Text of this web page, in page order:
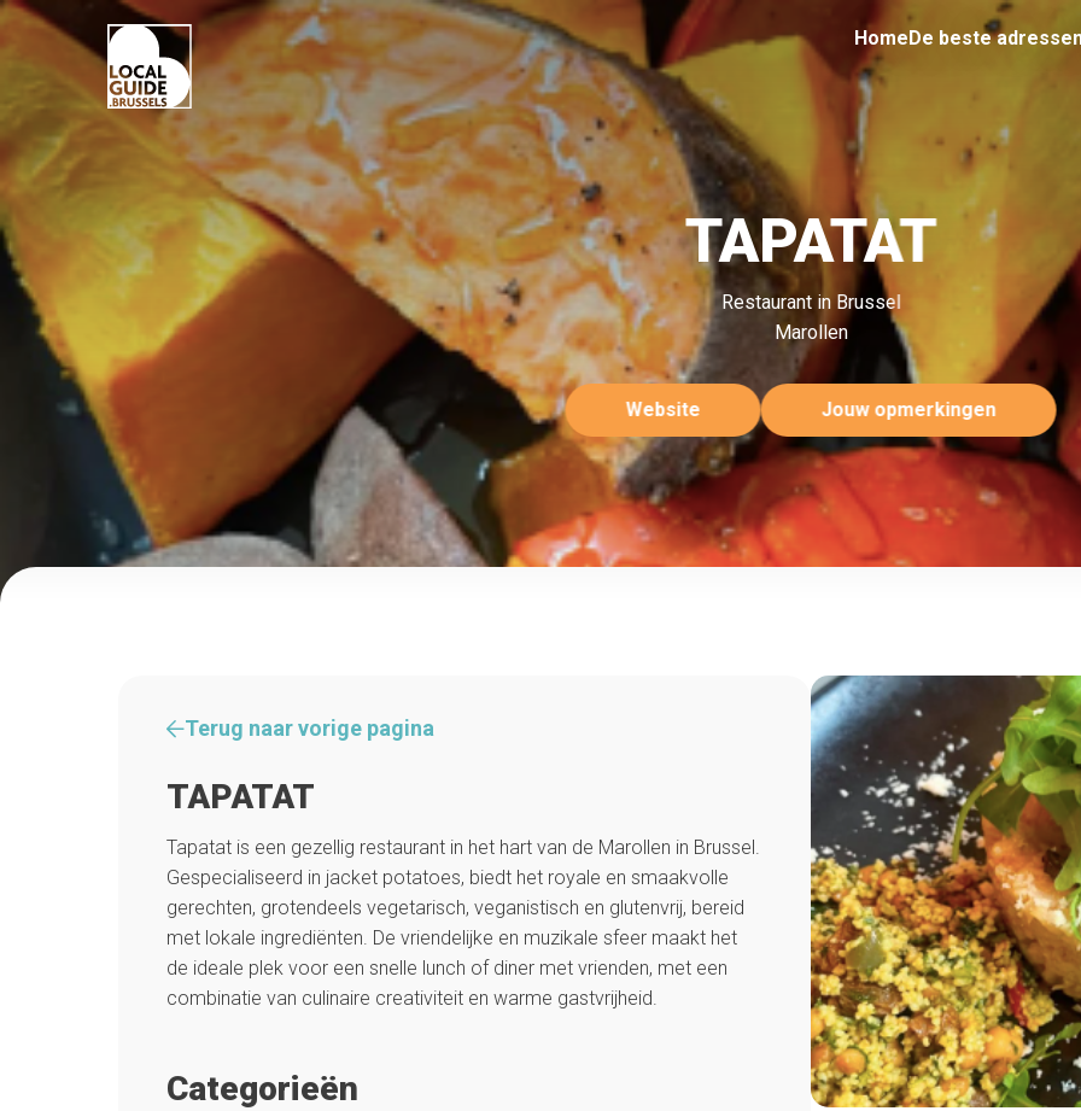
HomeDe beste
TAPATAT
Restaurant in Brussel
Marollen
Website Jouw opmerkingen
Terug naar vorige pagina
TAPATAT
Tapatat is een gezellig restaurant in het hart van de Marollen in Brussel.
Gespecialiseerd in jacket potatoes, biedt het royale en smaakvolle
gerechten, grotendeels vegetarisch, veganistisch en glutenvrij, bereid
met lokale ingrediënten. De vriendelijke en muzikale sfeer maakt het
de ideale plek voor een snelle lunch of diner met vrienden, met een
combinatie van culinaire creativiteit en warme gastvrijheid.
Categorieën